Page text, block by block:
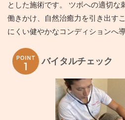
とした施術です。 ツボへの適切な
働きかけ、自然治癒力を引き出す
にくい健やかなコンディションへ導
バイタルチェック